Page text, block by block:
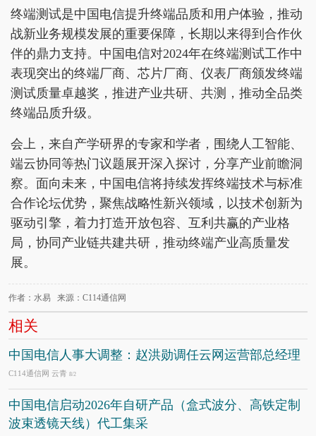
终端测试是中国电信提升终端品质和用户体验，推动
战新业务规模发展的重要保障，长期以来得到合作伙
伴的鼎力支持。中国电信对2024年在终端测试工作中
表现突出的终端厂商、芯片厂商、仪表厂商颁发终端
测试质量卓越奖，推进产业共研、共测，推动全品类
终端品质升级。
会上，来自产学研界的专家和学者，围绕人工智能、
端云协同等热门议题展开深入探讨，分享产业前瞻洞
察。面向未来，中国电信将持续发挥终端技术与标准
合作论坛优势，聚焦战略性新兴领域，以技术创新为
驱动引擎，着力打造开放包容、互利共赢的产业格
局，协同产业链共建共研，推动终端产业高质量发
展。
作者：水易 来源：C114通信网
相关
中国电信人事大调整：赵洪勋调任云网运营部总经理
C114通信网 云青 8/2
中国电信启动2026年自研产品（盒式波分、高铁定制
波束透镜天线）代工集采